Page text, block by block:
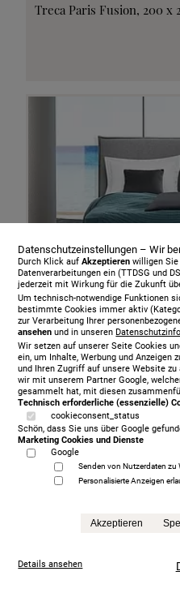
Treca Paris Fusion, 200 x
Treca Paris Oreiller, 200
grey
Datenschutzeinstellungen – Wir
Durch Klick aufAkzeptieren willigen
Datenverarbeitungen ein (TTDSG und
jederzeit mit Wirkung für die Zukunft
Um technisch-notwendige Funktionen
bestimmte Cookies immer aktiv
zur Verarbeitung Ihrer
ansehen und in unseren
Wir setzen auf unserer Seite Cookies
ein, um Inhalte, Werbung und Anzeigen
und Ihren Zugriff auf unsere Website
wir mit unserem Partner Google,
gesammelt hat, mit diesen
Technisch erforderliche (essenzielle)
cookieconsent_status
Schön, dass Sie uns über Google
Marketing Cookies und Dienste
Google
Senden von Nutzerdaten zu
Personalisierte Anzeigen
Akzeptieren
Details ansehen